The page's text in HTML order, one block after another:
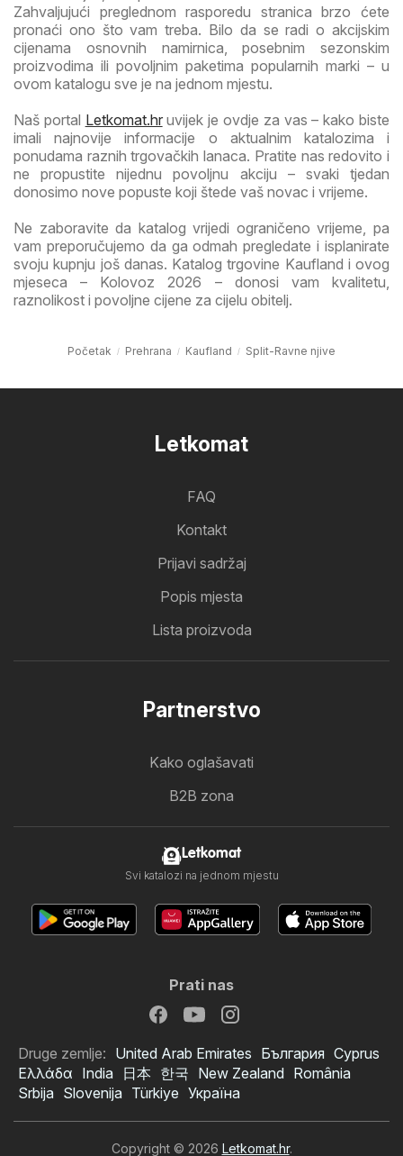
Zahvaljujući preglednom rasporedu stranica brzo ćete
pronaći ono što vam treba. Bilo da se radi o akcijskim
cijenama osnovnih namirnica, posebnim sezonskim
proizvodima ili povoljnim paketima popularnih marki – u
ovom katalogu sve je na jednom mjestu.
Naš portal Letkomat.hruvijek je ovdje za vas – kako biste
imali najnovije informacije o aktualnim katalozima i
ponudama raznih trgovačkih lanaca. Pratite nas redovito i
ne propustite nijednu povoljnu akciju – svaki tjedan
donosimo nove popuste koji štede vaš novac i vrijeme.
Ne zaboravite da katalog vrijedi ograničeno vrijeme, pa
vam preporučujemo da ga odmah pregledate i isplanirate
svoju kupnju još danas. Katalog trgovine Kaufland i ovog
mjeseca – Kolovoz 2026 – donosi vam kvalitetu,
raznolikost i povoljne cijene za cijelu obitelj.
Početak Prehrana Kaufland Split-Ravne njive
Letkomat
FAQ
Kontakt
Prijavi sadržaj
Popis mjesta
Lista proizvoda
Partnerstvo
Kako oglašavati
B2B zona
Letkomat
Svi katalozi na jednom mjestu
Prati nas
Druge zemlje: United Arab Emirates България Cyprus
Ελλάδα India 日本 한국 New Zealand România
Srbija Slovenija Türkiye Україна
Copyright © 2026 Letkomat.hr.